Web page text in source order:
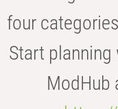
four
Start
ModHub